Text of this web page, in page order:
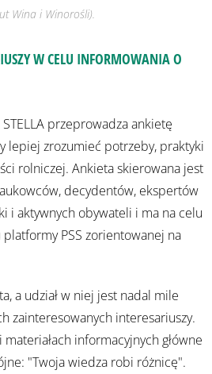
Wina i Winorośli).
W CELU INFORMOWANIA O
przeprowadza ankietę
lepiej zrozumieć potrzeby, praktyki
rolniczej. Ankieta skierowana jest
decydentów, ekspertów
i aktywnych obywateli i ma na celu
PSS zorientowanej na
a udział w niej jest nadal mile
zainteresowanych interesariuszy.
informacyjnych główne
"Twoja wiedza robi różnicę".